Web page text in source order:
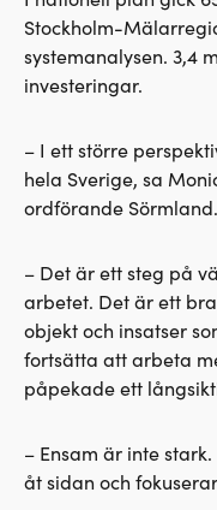
Stockholm-
systemanalysen. 3,4
investeringar.
– I ett större
hela Sverige, sa
ordförande Sörmland.
– Det är ett steg på
arbetet. Det är ett
objekt och insatser
fortsätta att arbeta
påpekade ett
– Ensam är inte
åt sidan och